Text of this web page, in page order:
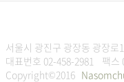
서울시 광진구 광장동 광장
대표번호 02-458-2981 팩
Copyright©2016